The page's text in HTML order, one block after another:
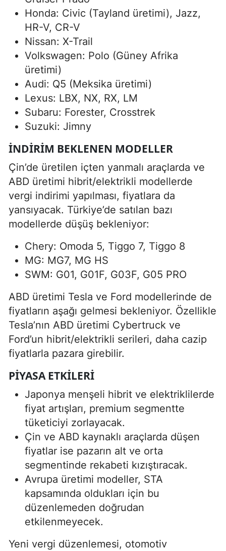
Honda: Civic (Tayland üretimi), Jazz,
HR-V, CR-V
Nissan: X-Trail
Volkswagen: Polo (Güney Afrika
üretimi)
Audi: Q5 (Meksika üretimi)
Lexus: LBX, NX, RX, LM
Subaru: Forester, Crosstrek
Suzuki: Jimny
İNDIRIM BEKLENEN MODELLER
Çin’de üretilen içten yanmalı araçlarda ve
ABD üretimi hibrit/elektrikli modellerde
vergi indirimi yapılması, fiyatlara da
yansıyacak. Türkiye’de satılan bazı
modellerde düşüş bekleniyor:
Chery: Omoda 5, Tiggo 7, Tiggo 8
MG: MG7, MG HS
SWM: G01, G01F, G03F, G05 PRO
ABD üretimi Tesla ve Ford modellerinde de
fiyatların aşağı gelmesi bekleniyor. Özellikle
Tesla’nın ABD üretimi Cybertruck ve
Ford’un hibrit/elektrikli serileri, daha cazip
fiyatlarla pazara girebilir.
PIYASA ETKILERI
Japonya menşeli hibrit ve elektriklilerde
fiyat artışları, premium segmentte
tüketiciyi zorlayacak.
Çin ve ABD kaynaklı araçlarda düşen
fiyatlar ise pazarın alt ve orta
segmentinde rekabeti kızıştıracak.
Avrupa üretimi modeller, STA
kapsamında oldukları için bu
düzenlemeden doğrudan
etkilenmeyecek.
Yeni vergi düzenlemesi, otomotiv